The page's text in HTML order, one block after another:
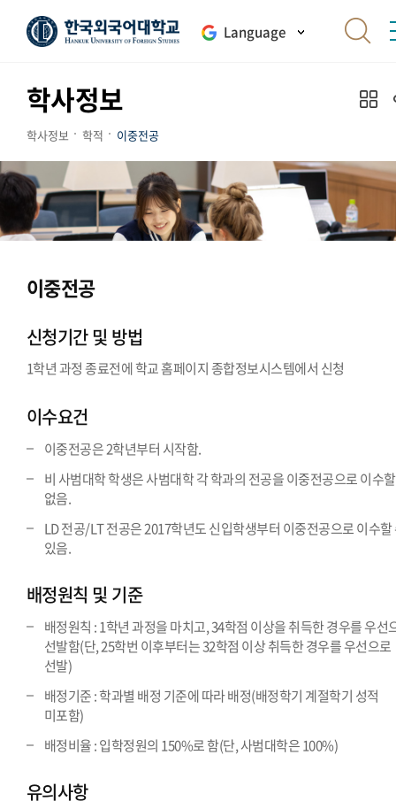
Language
학사정보
학사정보 학적 이중전공
이중전공
신청기간 및 방법
1학년 과정 종료전에 학교 홈페이지 종합정보시스템에서 신청
이수요건
이중전공은 2학년부터 시작함.
비 사범대학 학생은 사범대학 각 학과의 전공을 이중전공으로 이수
없음.
LD 전공/LT 전공은 2017학년도 신입학생부터 이중전공으로 이수할
있음.
배정원칙 및 기준
배정원칙 : 1학년 과정을 마치고, 34학점 이상을 취득한 경우를 우선
선발함(단, 25학번 이후부터는 32학점 이상 취득한 경우를 우선으로
선발)
배정기준 : 학과별 배정 기준에 따라 배정(배정학기 계절학기 성적
미포함)
배정비율 : 입학정원의 150%로 함(단, 사범대학은 100%)
유의사항